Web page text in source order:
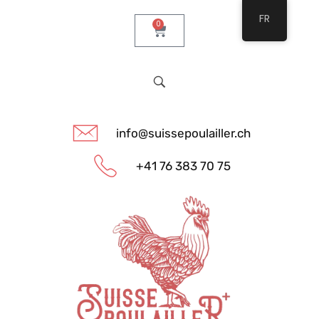
0
info@suissepoulailler.ch
+41 76 383 70 75
FR